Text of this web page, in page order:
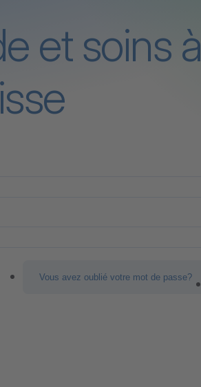
et soins à
Vous avez oublié votre mot de passe?